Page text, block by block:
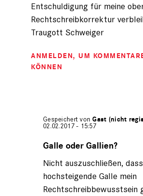
Entschuldigung für meine
Rechtschreibkorrektur
Traugott Schweiger
ANMELDEN, UM
KÖNNEN
Gespeichert vonGast (nicht
02.02.2017 - 15:57
auf
Gast
(nicht
registriert)
Galle oder Gallien?
Nicht auszuschließen,
hochsteigende Galle mein
Rechtschreibbewusstsein